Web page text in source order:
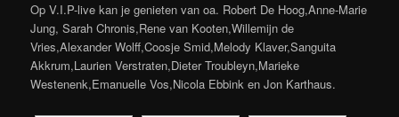
Op V.I.P-live kan je genieten van oa. Robert De Hoog,Anne-Marie
Jung, Sarah Chronis,Rene van Kooten,Willemijn de
Vries,Alexander Wolff,Coosje Smid,Melody Klaver,Sanguita
Akkrum,Laurien Verstraten,Dieter Troubleyn,Marieke
Westenenk,Emanuelle Vos,Nicola Ebbink en Jon Karthaus.